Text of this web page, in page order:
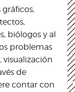
biólogos y al
problemas
visualización
de
contar con